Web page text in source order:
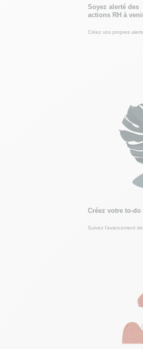
Soyez alerté des
actions RH à
Créez vos propres
Créez votre to-
Suivez l'avancement